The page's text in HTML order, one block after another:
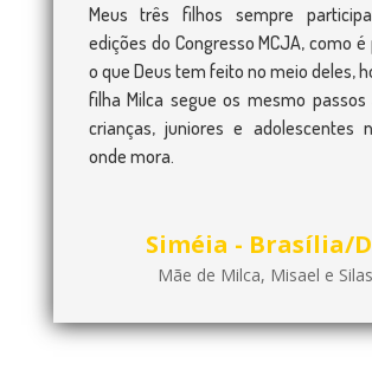
Meus três filhos sempre
edições do Congresso MCJA, como
o que Deus tem feito no meio deles,
filha Milca segue os mesmo passos
crianças, juniores e adolescentes
onde mora.
Siméia - Brasília/
Mãe de Milca, Misael e Silas